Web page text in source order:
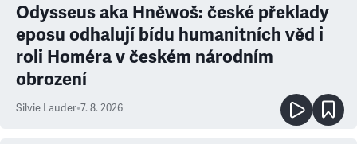
Odysseus aka Hněwoš: české překlady
eposu odhalují bídu humanitních věd i
roli Homéra v českém národním
obrození
Silvie Lauder•7. 8. 2026